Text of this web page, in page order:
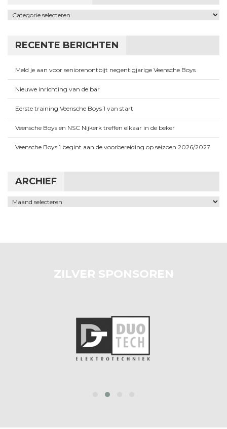
Categorieën
RECENTE BERICHTEN
Meld je aan voor seniorenontbijt negentigjarige Veensche Boys
Nieuwe inrichting van de bar
Eerste training Veensche Boys 1 van start
Veensche Boys en NSC Nijkerk treffen elkaar in de beker
Veensche Boys 1 begint aan de voorbereiding op seizoen 2026/2027
ARCHIEF
Archief
ZILVER SPONSOREN
‹